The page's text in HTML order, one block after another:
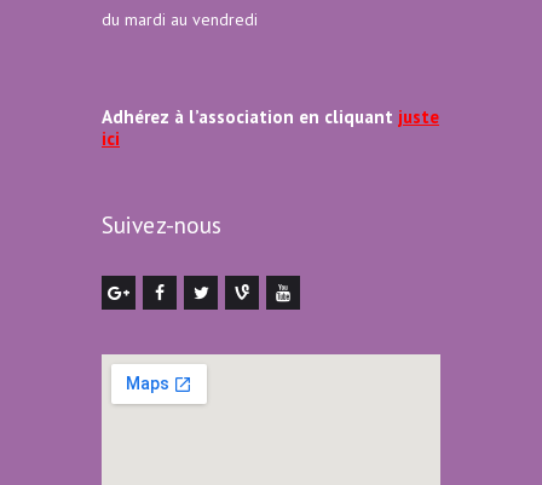
du mardi au vendredi
Adhérez à l’association en cliquant juste
ici
Suivez-nous